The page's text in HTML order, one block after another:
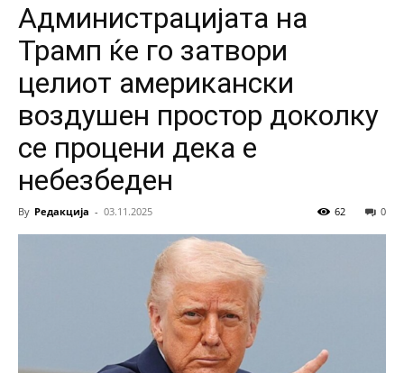
Администрацијата на
Трамп ќе го затвори
целиот американски
воздушен простор доколку
се процени дека е
небезбеден
By Редакција - 03.11.2025 0
62